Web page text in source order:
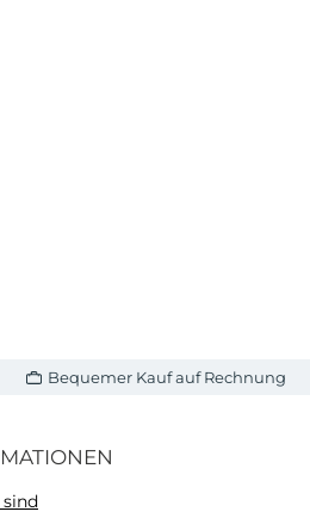
Bequemer Kauf auf Rechnung